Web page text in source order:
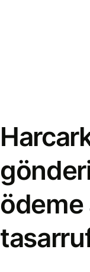
ödeme